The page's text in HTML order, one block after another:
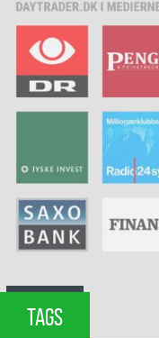
TAGS